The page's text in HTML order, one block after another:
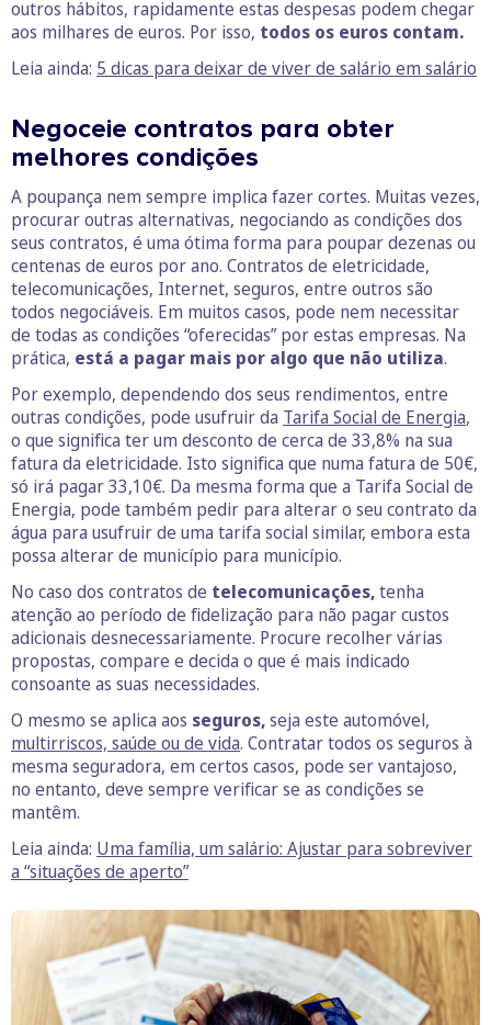
outros hábitos, rapidamente estas despesas podem chegar
aos milhares de euros. Por isso, todos os euros contam.
Leia ainda: 5 dicas para deixar de viver de salário em salário
Negoceie contratos para obter
melhores condições
A poupança nem sempre implica fazer cortes. Muitas vezes,
procurar outras alternativas, negociando as condições dos
seus contratos, é uma ótima forma para poupar dezenas ou
centenas de euros por ano. Contratos de eletricidade,
telecomunicações, Internet, seguros, entre outros são
todos negociáveis. Em muitos casos, pode nem necessitar
de todas as condições “oferecidas” por estas empresas. Na
prática, está a pagar mais por algo que não utiliza.
Por exemplo, dependendo dos seus rendimentos, entre
outras condições, pode usufruir da Tarifa Social de Energia,
o que significa ter um desconto de cerca de 33,8% na sua
fatura da eletricidade. Isto significa que numa fatura de 50€,
só irá pagar 33,10€. Da mesma forma que a Tarifa Social de
Energia, pode também pedir para alterar o seu contrato da
água para usufruir de uma tarifa social similar, embora esta
possa alterar de município para município.
No caso dos contratos de telecomunicações,tenha
atenção ao período de fidelização para não pagar custos
adicionais desnecessariamente. Procure recolher várias
propostas, compare e decida o que é mais indicado
consoante as suas necessidades.
O mesmo se aplica aos seguros,seja este automóvel,
multirriscos, saúde ou de vida. Contratar todos os seguros à
mesma seguradora, em certos casos, pode ser vantajoso,
no entanto, deve sempre verificar se as condições se
mantêm.
Leia ainda: Uma família, um salário: Ajustar para sobreviver
a “situações de aperto”